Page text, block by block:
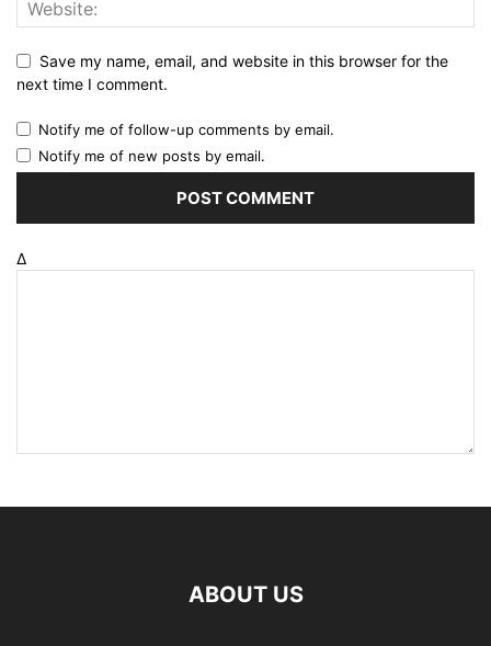
Save my name, email, and website in this browser for the
next time I comment.
Notify me of follow-up comments by email.
Notify me of new posts by email.
Δ
ABOUT US